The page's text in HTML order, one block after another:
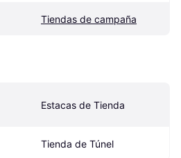
Tiendas de campaña
Estacas de Tienda
Tienda de Túnel